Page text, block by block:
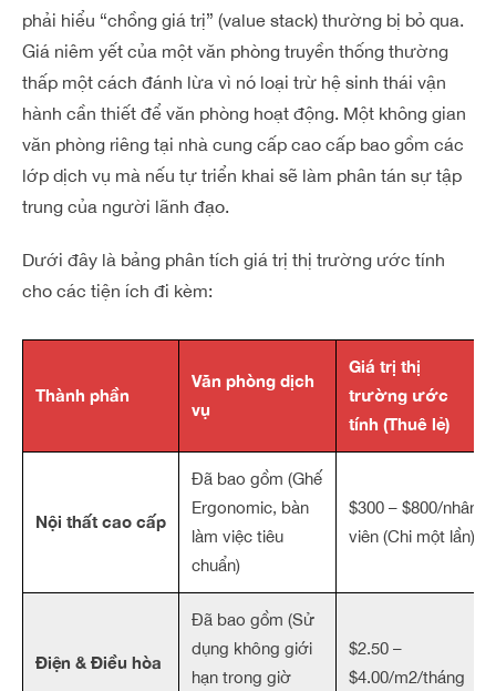
phải hiểu “chồng giá trị” (value stack) thường bị bỏ qua.
Giá niêm yết của một văn phòng truyền thống thường
thấp một cách đánh lừa vì nó loại trừ hệ sinh thái vận
hành cần thiết để văn phòng hoạt động. Một không gian
văn phòng riêng tại nhà cung cấp cao cấp bao gồm các
lớp dịch vụ mà nếu tự triển khai sẽ làm phân tán sự tập
trung của người lãnh đạo.
Dưới đây là bảng phân tích giá trị thị trường ước tính
cho các tiện ích đi kèm:
Thành phần
Văn phòng dịch
vụ
Giá trị thị
trường ước
tính (Thuê lẻ)
Nội thất cao cấp
Đã bao gồm (Ghế
Ergonomic, bàn
làm việc tiêu
chuẩn)
$300 – $800/nhân
viên (Chi một lần)
Điện & Điều hòa
Đã bao gồm (Sử
dụng không giới
hạn trong giờ
$2.50 –
$4.00/m2/tháng